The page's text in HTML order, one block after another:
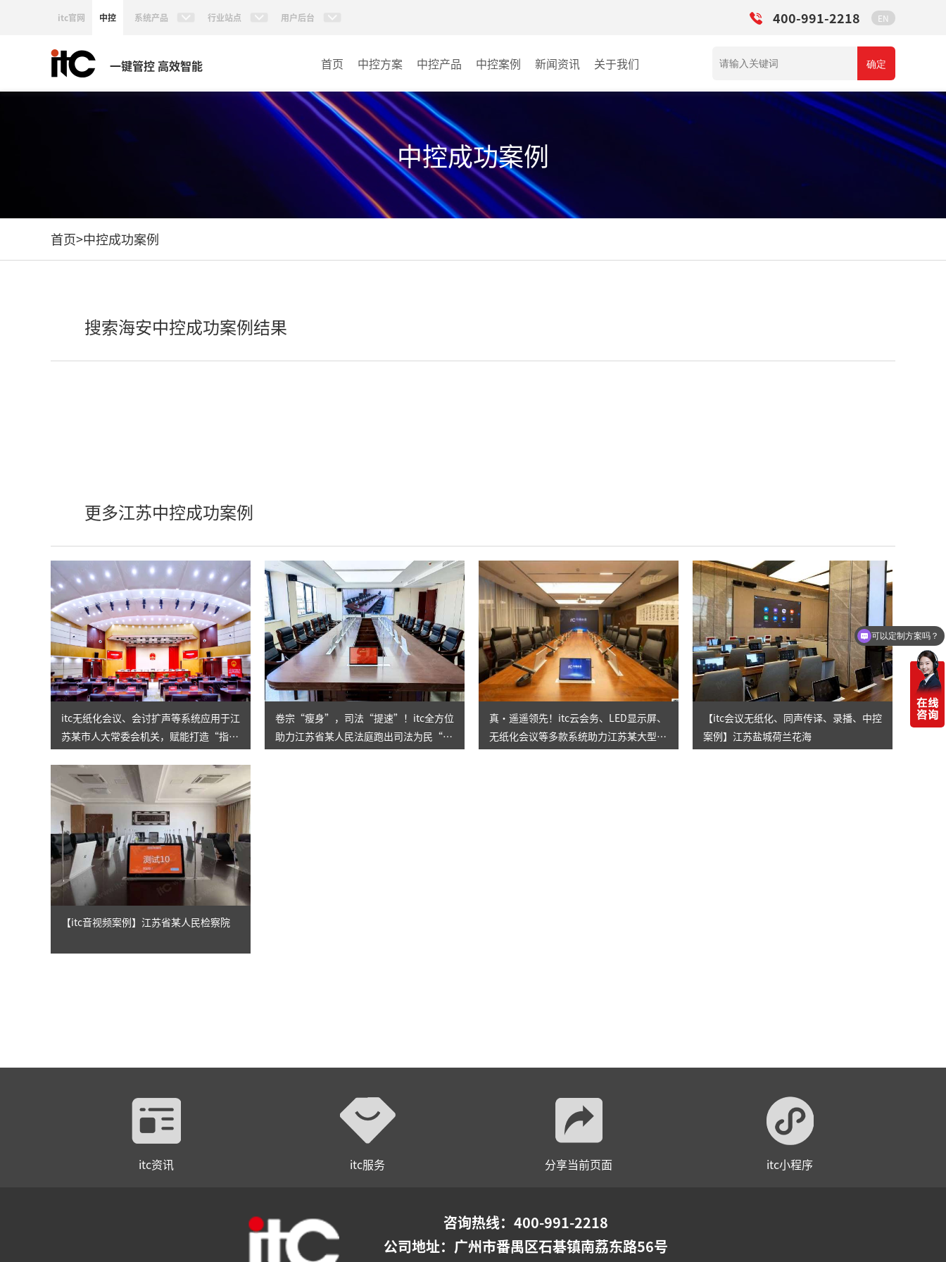
itc官网 中控 系统产品 行业站点 用户后台 400-991-2218 EN
一键管控 高效智能 首页 中控方案 中控产品
MINICC云会控
AI智慧物联中控系统
AI智慧云控教室系统
中控案例
云控教室
其它
新闻资讯 关于我们 确定
中控成功案例
首页>中控成功案例
搜索海安中控成功案例结果
更多江苏中控成功案例
itc无纸化会议、会讨扩声等系统应用于江
苏某市人大常委会机关，赋能打造“指
卷宗“瘦身”，司法“提速”！itc全方位
助力江苏省某人民法庭跑出司法为民“加
真·遥遥领先！itc云会务、LED显示屏、
无纸化会议等多款系统助力江苏某大型国
【itc会议无纸化、同声传译、录播、中控
案例】江苏盐城荷兰花海
【itc音视频案例】江苏省某人民检察院
itc资讯 itc服务 分享当前页面 itc小程序
咨询热线：400-991-2218
公司地址： 广州市番禺区石碁镇南荔东路56号
可以定制方案吗？